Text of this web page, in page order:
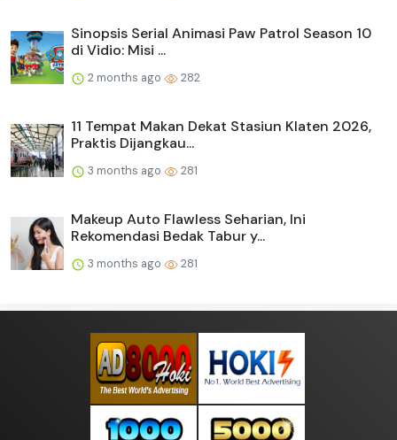
Sinopsis Serial Animasi Paw Patrol Season 10
di Vidio: Misi ...
2 months ago 282
11 Tempat Makan Dekat Stasiun Klaten 2026,
Praktis Dijangkau...
3 months ago 281
Makeup Auto Flawless Seharian, Ini
Rekomendasi Bedak Tabur y...
3 months ago 281